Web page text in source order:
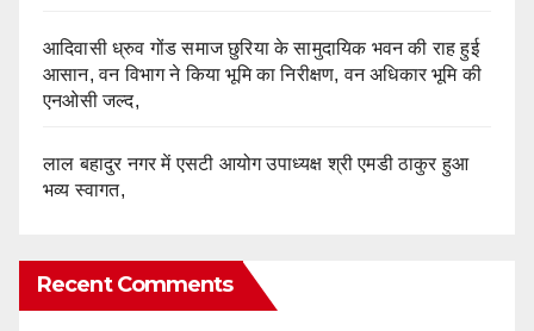
आदिवासी ध्रुव गोंड समाज छुरिया के सामुदायिक भवन की राह हुई
आसान, वन विभाग ने किया भूमि का निरीक्षण, वन अधिकार भूमि की
एनओसी जल्द,
लाल बहादुर नगर में एसटी आयोग उपाध्यक्ष श्री एमडी ठाकुर हुआ
भव्य स्वागत,
Recent Comments